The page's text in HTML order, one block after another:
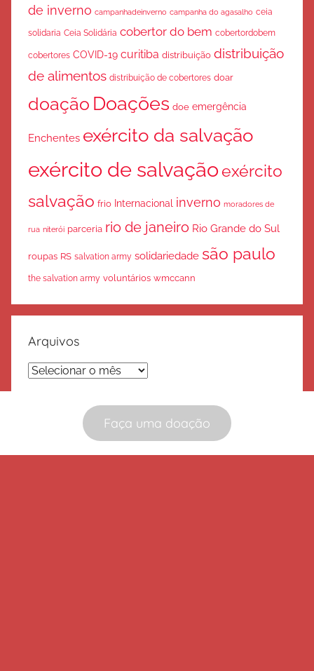
Faça uma doação
de inverno campanhadeinverno campanha do agasalho ceia
solidaria Ceia Solidária cobertor do bem cobertordobem
cobertores COVID-19 curitiba distribuição distribuição
de alimentos distribuição de cobertores doar
doação Doações doe emergência
Enchentes exército da salvação
exército de salvaçãoexército
salvação frio Internacional inverno moradores de
rua niterói parceria rio de janeiro Rio Grande do Sul
roupas RS salvation army solidariedade são paulo
the salvation army voluntários wmccann
Arquivos
Arquivos